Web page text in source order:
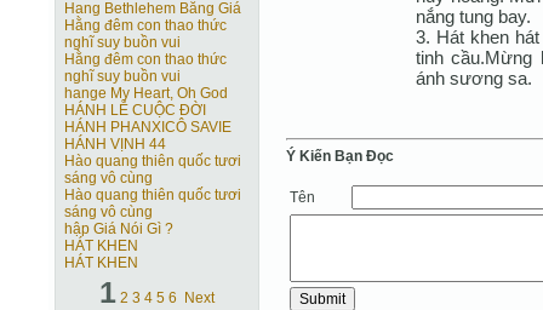
Hang Bethlehem Băng Giá
Hằng đêm con thao thức
nghĩ suy buồn vui
Hằng đêm con thao thức
nghĩ suy buồn vui
hange My Heart, Oh God
HÁNH LỄ CUỘC ĐỜI
HÁNH PHANXICÔ SAVIE
HÁNH VỊNH 44
Hào quang thiên quốc tươi
sáng vô cùng
Hào quang thiên quốc tươi
sáng vô cùng
hập Giá Nói Gì ?
HÁT KHEN
HÁT KHEN
1 2 3 4 5 6 Next
nắng tung bay.
3. Hát khen
tinh cầu.Mừng
ánh sương sa.
Ý Kiến Bạn Ðọc
Tên